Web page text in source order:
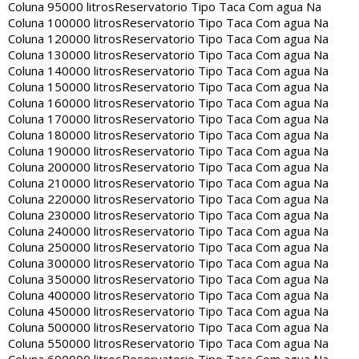
Coluna 95000 litrosReservatorio Tipo Taca Com agua Na
Coluna 100000 litrosReservatorio Tipo Taca Com agua Na
Coluna 120000 litrosReservatorio Tipo Taca Com agua Na
Coluna 130000 litrosReservatorio Tipo Taca Com agua Na
Coluna 140000 litrosReservatorio Tipo Taca Com agua Na
Coluna 150000 litrosReservatorio Tipo Taca Com agua Na
Coluna 160000 litrosReservatorio Tipo Taca Com agua Na
Coluna 170000 litrosReservatorio Tipo Taca Com agua Na
Coluna 180000 litrosReservatorio Tipo Taca Com agua Na
Coluna 190000 litrosReservatorio Tipo Taca Com agua Na
Coluna 200000 litrosReservatorio Tipo Taca Com agua Na
Coluna 210000 litrosReservatorio Tipo Taca Com agua Na
Coluna 220000 litrosReservatorio Tipo Taca Com agua Na
Coluna 230000 litrosReservatorio Tipo Taca Com agua Na
Coluna 240000 litrosReservatorio Tipo Taca Com agua Na
Coluna 250000 litrosReservatorio Tipo Taca Com agua Na
Coluna 300000 litrosReservatorio Tipo Taca Com agua Na
Coluna 350000 litrosReservatorio Tipo Taca Com agua Na
Coluna 400000 litrosReservatorio Tipo Taca Com agua Na
Coluna 450000 litrosReservatorio Tipo Taca Com agua Na
Coluna 500000 litrosReservatorio Tipo Taca Com agua Na
Coluna 550000 litrosReservatorio Tipo Taca Com agua Na